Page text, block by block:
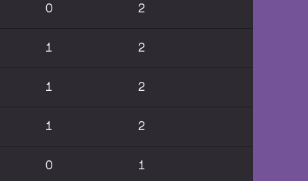
0 2
1 2
1 2
1 2
0 1